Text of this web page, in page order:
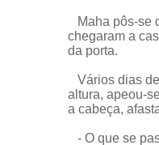
Maha pôs-se
chegaram a
da porta.
Vários dias
altura, apeou-
a cabeça,
- O que se